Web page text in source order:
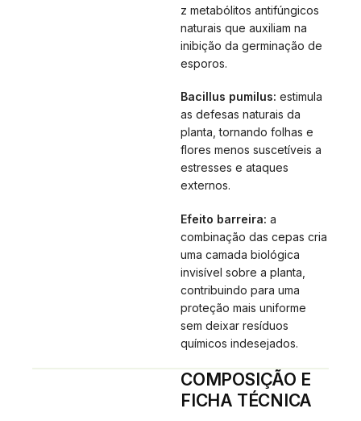
z metabólitos antifúngicos
naturais que auxiliam na
inibição da germinação de
esporos.
Bacillus pumilus: estimula
as defesas naturais da
planta, tornando folhas e
flores menos suscetíveis a
estresses e ataques
externos.
Efeito barreira: a
combinação das cepas cria
uma camada biológica
invisível sobre a planta,
contribuindo para uma
proteção mais uniforme
sem deixar resíduos
químicos indesejados.
COMPOSIÇÃO E
FICHA TÉCNICA